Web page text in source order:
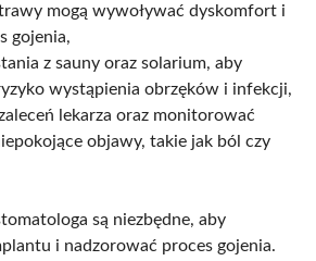
mogą wywoływać dyskomfort i
gojenia,
z sauny oraz solarium, aby
wystąpienia obrzęków i infekcji,
lekarza oraz monitorować
objawy, takie jak ból czy
są niezbędne, aby
i nadzorować proces gojenia.